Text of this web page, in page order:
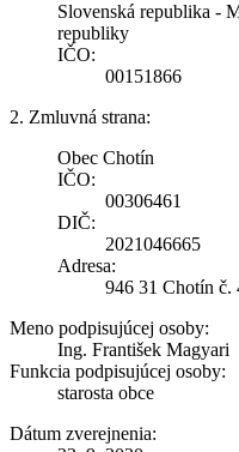
Slovenská republika -
republiky
IČO:
00151866
2. Zmluvná strana:
Obec Chotín
IČO:
00306461
DIČ:
2021046665
Adresa:
946 31 Chotín č.
Meno podpisujúcej osoby:
Ing. František Magyari
Funkcia podpisujúcej osoby:
starosta obce
Dátum zverejnenia: